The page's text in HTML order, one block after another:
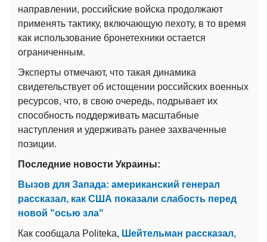
направлении, российские войска продолжают
применять тактику, включающую пехоту, в то время
как использование бронетехники остается
ограниченным.
Эксперты отмечают, что такая динамика
свидетельствует об истощении российских военных
ресурсов, что, в свою очередь, подрывает их
способность поддерживать масштабные
наступления и удерживать ранее захваченные
позиции.
Последние новости Украины:
Вызов для Запада: американский генерал
рассказал, как США показали слабость перед
новой "осью зла"
Как сообщала Politeka, Шейтельман рассказал,